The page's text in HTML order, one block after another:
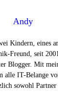
Andy
Kindern, eines
Freund, seit
Blogger. Mit
IT-Belange
sowohl Partner